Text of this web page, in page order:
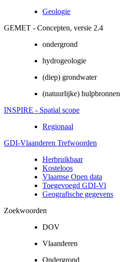
Geologie
GEMET - Concepten, versie 2.4
ondergrond
hydrogeologie
(diep) grondwater
(natuurlijke) hulpbronnen
INSPIRE - Spatial scope
Regionaal
GDI-Vlaanderen Trefwoorden
Herbruikbaar
Kosteloos
Vlaamse Open data
Toegevoegd GDI-Vl
Geografische gegevens
Zoekwoorden
DOV
Vlaanderen
Ondergrond